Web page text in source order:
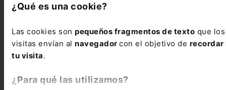
¿Qué es una cookie?
Las cookies son pequeños fragmentos de texto que
visitas envían al navegador con el objetivo de recordar
tu visita.
¿Para qué las utilizamos?
InfografíaInfografía sobre el incumplimiento del contrato